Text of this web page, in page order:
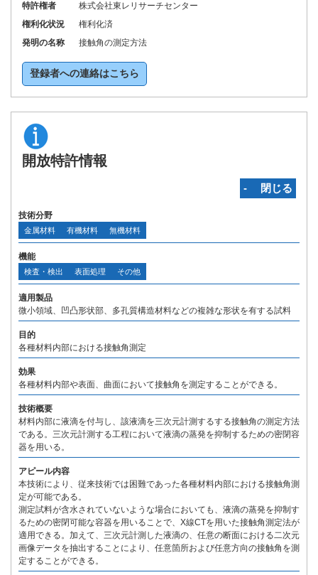
特許権者
株式会社東レリサーチセンター
権利化状況
権利化済
発明の名称
接触角の測定方法
登録者への連絡はこちら
開放特許情報
‐ 閉じる
技術分野
金属材料 有機材料 無機材料
機能
検査・検出 表面処理 その他
適用製品
微小領域、凹凸形状部、多孔質構造材料などの複雑な形状を有する試料
目的
各種材料内部における接触角測定
効果
各種材料内部や表面、曲面において接触角を測定することができる。
技術概要
材料内部に液滴を付与し、該液滴を三次元計測するする接触角の測定方法
である。三次元計測する工程において液滴の蒸発を抑制するための密閉容
器を用いる。
アピール内容
本技術により、従来技術では困難であった各種材料内部における接触角測
定が可能である。
測定試料が含水されていないような場合においても、液滴の蒸発を抑制す
るための密閉可能な容器を用いることで、X線CTを用いた接触角測定法が
適用できる。加えて、三次元計測した液滴の、任意の断面における二次元
画像データを抽出することにより、任意箇所および任意方向の接触角を測
定することができる。